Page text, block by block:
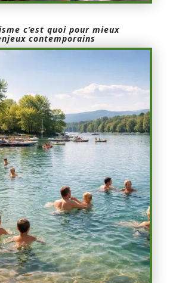
c’est quoi pour mieux
contemporains